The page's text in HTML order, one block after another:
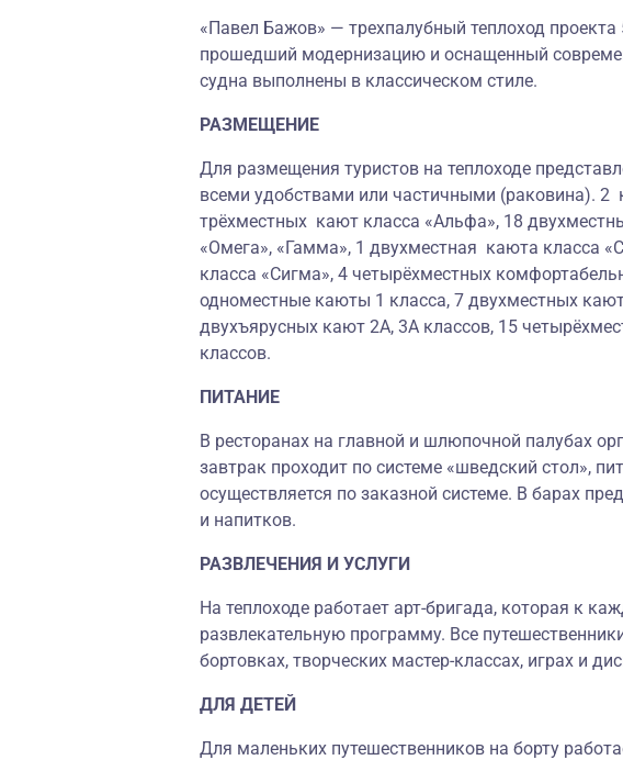
«Павел Бажов» — трехпалубный теплоход
прошедший модернизацию и оснащенный
судна выполнены в классическом стиле.
РАЗМЕЩЕНИЕ
Для размещения туристов на теплоходе
всеми удобствами или частичными (раковина). 2
трёхместных кают класса «Альфа», 18
«Омега», «Гамма», 1 двухместная каюта класса
класса «Сигма», 4 четырёхместных
одноместные каюты 1 класса, 7 двухместных
двухъярусных кают 2А, 3А классов, 15
классов.
ПИТАНИЕ
В ресторанах на главной и шлюпочной палубах
завтрак проходит по системе «шведский стол»,
осуществляется по заказной системе. В барах
и напитков.
РАЗВЛЕЧЕНИЯ И УСЛУГИ
На теплоходе работает арт-бригада, которая к
развлекательную программу. Все
бортовках, творческих мастер-классах, играх и
ДЛЯ ДЕТЕЙ
Для маленьких путешественников на борту